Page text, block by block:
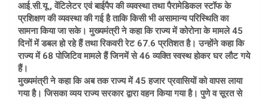
आई.सी.यू., वेंटिलेटर एवं बाईपैप की व्यवस्था तथा पैरामेडिकल स्टॉफ के
प्रशिक्षण की व्यवस्था की गई है ताकि किसी भी असामान्य परिस्थिति का
सामना किया जा सके। मुख्यमंत्री ने कहा कि राज्य में कोरोना के मामले 45
दिनों में डबल हो रहे हैं तथा रिकवरी रेट 67.6 प्रतिशत है। उन्होंने कहा कि
राज्य में 68 पोजिटिव मामले हैं जिनमें से 46 व्यक्ति स्वस्थ होकर घर लौट गये
हैं।
मुख्यमंत्री ने कहा कि अब तक राज्य में 45 हजार प्रवासियों को वापस लाया
गया है। जिसका व्यय राज्य सरकार द्वारा वहन किया गया है। पुणे व सूरत से